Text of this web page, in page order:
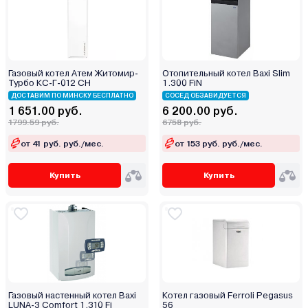
Hubert
Immergas
Ken
Kiturami
Kotitonttu
Krats
LTEC
METEOR Thermo
Газовый котел Атем Житомир-
Турбо КС-Г-012 СН
ДОСТАВИМ ПО МИНСКУ БЕСПЛАТНО
1 651.00 руб.
1799.59 руб.
от 41 руб. руб./мес.
Купить
Отопительный котел Baxi Slim
1.300 FiN
СОСЕД ОБЗАВИДУЕТСЯ
6 200.00 руб.
6758 руб.
от 153 руб. руб./мес.
Купить
Газовый настенный котел Baxi
LUNA-3 Comfort 1.310 Fi
Котел газовый Ferroli Pegasus
56